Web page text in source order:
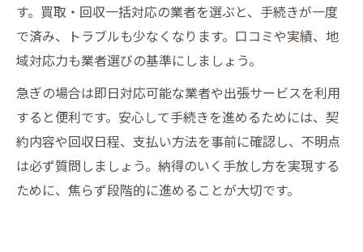
す。買取・回収一括対応の業者を選ぶと、手続きが一度
で済み、トラブルも少なくなります。口コミや実績、地
域対応力も業者選びの基準にしましょう。
急ぎの場合は即日対応可能な業者や出張サービスを利用
すると便利です。安心して手続きを進めるためには、契
約内容や回収日程、支払い方法を事前に確認し、不明点
は必ず質問しましょう。納得のいく手放し方を実現する
ために、焦らず段階的に進めることが大切です。